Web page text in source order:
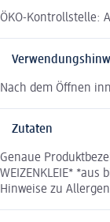
ÖKO-Kontrollstelle:
Nach dem Öffnen
Zutaten
Genaue
WEIZENKLEIE*
Hinweise zu